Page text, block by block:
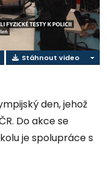
Stáhnout video
den, jehož
Do akce se
je spolupráce s